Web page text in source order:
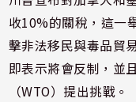
收10%的關稅，這一
擊非法移民與毒品貿
即表示將會反制，並
（WTO）提出挑戰。